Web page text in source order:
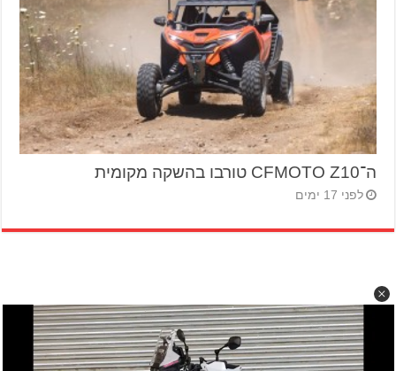
ה־CFMOTO Z10 טורבו בהשקה מקומית
לפני 17 ימים